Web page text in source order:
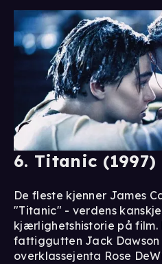
6. Titanic (1997)
De fleste kjenner James
"Titanic" - verdens
kjærlighetshistorie på
fattiggutten Jack Dawson
overklassejenta Rose